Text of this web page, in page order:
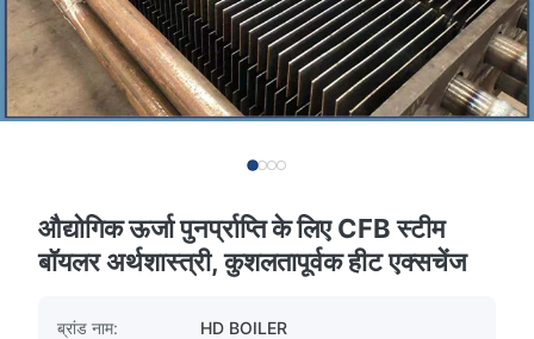
औद्योगिक ऊर्जा पुनर्प्राप्ति के लिए CFB स्टीम
बॉयलर अर्थशास्त्री, कुशलतापूर्वक हीट एक्सचेंज
ब्रांड नाम:
HD BOILER